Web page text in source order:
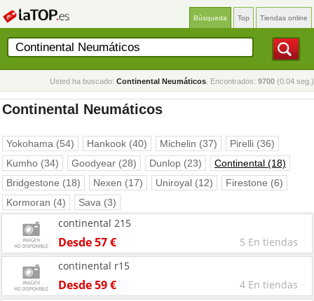
Búsqueda Top Tiendas online
Usted ha buscado: Continental Neumáticos . Encontrados: 9700 (0.04 seg.)
Continental Neumáticos
Yokohama (54) Hankook (40) Michelin (37)
Pirelli (36)
Kumho (34)
Goodyear (28) Dunlop (23)
Continental (18)
Bridgestone (18)
Nexen (17) Uniroyal (12)
Firestone (6)
Kormoran (4)
Sava (3)
Desde 57 € 5 En tiendas
continental 215
Desde 59 € 4 En tiendas
continental r15